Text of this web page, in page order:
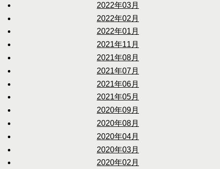
2022年03月
2022年02月
2022年01月
2021年11月
2021年08月
2021年07月
2021年06月
2021年05月
2020年09月
2020年08月
2020年04月
2020年03月
2020年02月